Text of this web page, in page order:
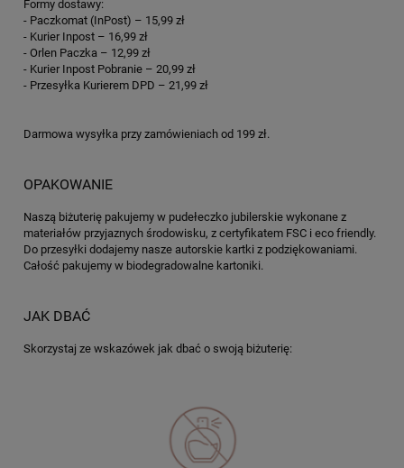
Formy dostawy:
- Paczkomat (InPost) – 15,99 zł
- Kurier Inpost – 16,99 zł
- Orlen Paczka – 12,99 zł
- Kurier Inpost Pobranie – 20,99 zł
- Przesyłka Kurierem DPD – 21,99 zł
Darmowa wysyłka przy zamówieniach od 199 zł.
OPAKOWANIE
Naszą biżuterię pakujemy w pudełeczko jubilerskie wykonane z
materiałów przyjaznych środowisku, z certyfikatem FSC i eco friendly.
Do przesyłki dodajemy nasze autorskie kartki z podziękowaniami.
Całość pakujemy w biodegradowalne kartoniki.
JAK DBAĆ
Skorzystaj ze wskazówek jak dbać o swoją biżuterię: